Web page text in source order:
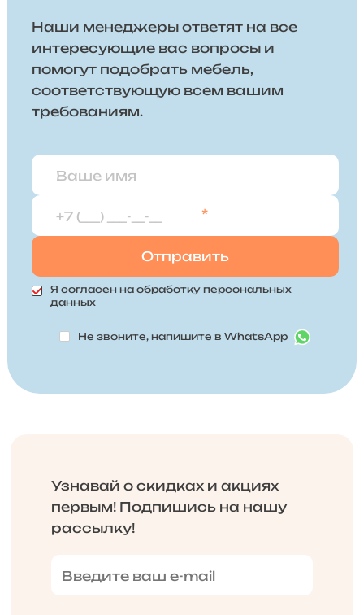
Наши менеджеры ответят на все
интересующие вас вопросы и
помогут подобрать мебель,
соответствующую всем вашим
требованиям.
*
Я согласен на обработку персональных
данных
Не звоните, напишите в WhatsApp
Узнавай о скидках и акциях
первым! Подпишись на нашу
рассылку!